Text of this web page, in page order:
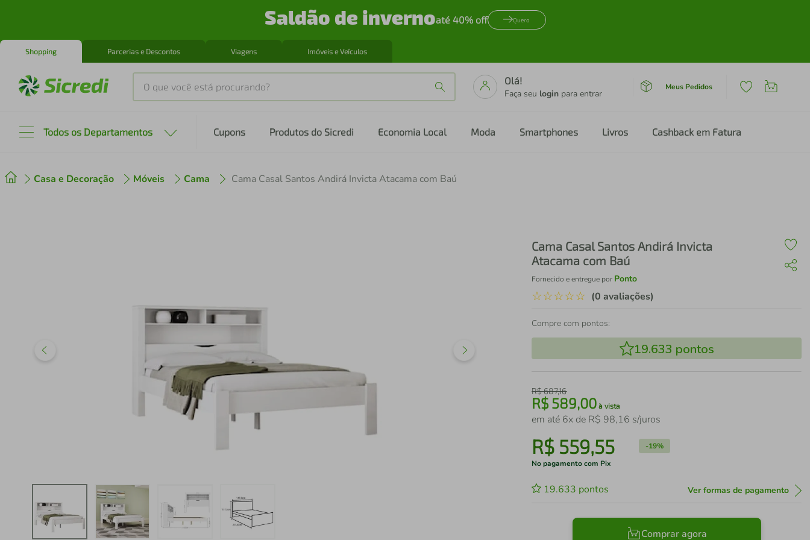
Saldão de invernoaté 40% off Quero
Shopping Parcerias e Descontos Viagens Imóveis e Veículos
O que você está procurando?
Olá!
Faça seu login para entrar
Meus Pedidos
Todos os Departamentos Cupons Produtos do Sicredi Economia Local Moda Smartphones Livros Cashback em Fatura
Casa e Decoração Móveis Cama Cama Casal Santos Andirá Invicta Atacama com Baú
Cama Casal Santos Andirá Invicta
Atacama com Baú
Fornecido e entregue por Ponto
☆☆☆☆☆ (0 avaliações)
Compre com pontos:
19.633 pontos
R$687,16
R$589,00 à vista
em até 6x de R$ 98,16 s/juros
R$ 559,55 -19%
No pagamento com Pix
19.633 pontos Ver formas de pagamento
Comprar agora
º cafeteira